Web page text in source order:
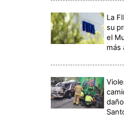
La
su
el
más